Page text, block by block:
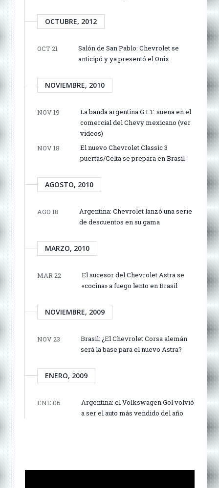
OCTUBRE, 2012
OCT 21
Salón de San Pablo: Chevrolet se
anticipó y ya presentó el Onix
NOVIEMBRE, 2010
NOV 19
La banda argentina G.I.T. suena en el
comercial del Chevy mexicano (ver
videos)
NOV 18
El nuevo Chevrolet Classic 3
puertas/Celta se prepara en Brasil
AGOSTO, 2010
AGO 18
Argentina: Chevrolet lanzó una serie
de descuentos en su gama
MARZO, 2010
MAR 22
El sucesor del Chevrolet Astra se
«cocina» a fuego lento en Brasil
NOVIEMBRE, 2009
NOV 23
Brasil: ¿El Chevrolet Corsa alemán
será la base para el nuevo Astra?
ENERO, 2009
ENE 06
Argentina: el Volkswagen Gol volvió
a ser el auto más vendido del año